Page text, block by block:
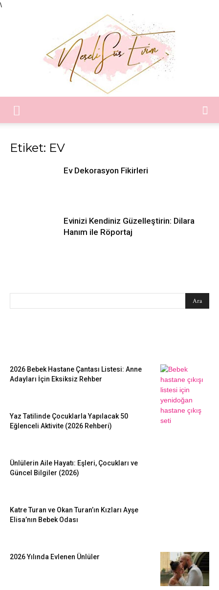
\
Etiket: EV
Ev Dekorasyon Fikirleri
Evinizi Kendiniz Güzelleştirin: Dilara
Hanım ile Röportaj
2026 Bebek Hastane Çantası Listesi: Anne
Adayları İçin Eksiksiz Rehber
Yaz Tatilinde Çocuklarla Yapılacak 50
Eğlenceli Aktivite (2026 Rehberi)
Ünlülerin Aile Hayatı: Eşleri, Çocukları ve
Güncel Bilgiler (2026)
Katre Turan ve Okan Turan’ın Kızları Ayşe
Elisa’nın Bebek Odası
2026 Yılında Evlenen Ünlüler